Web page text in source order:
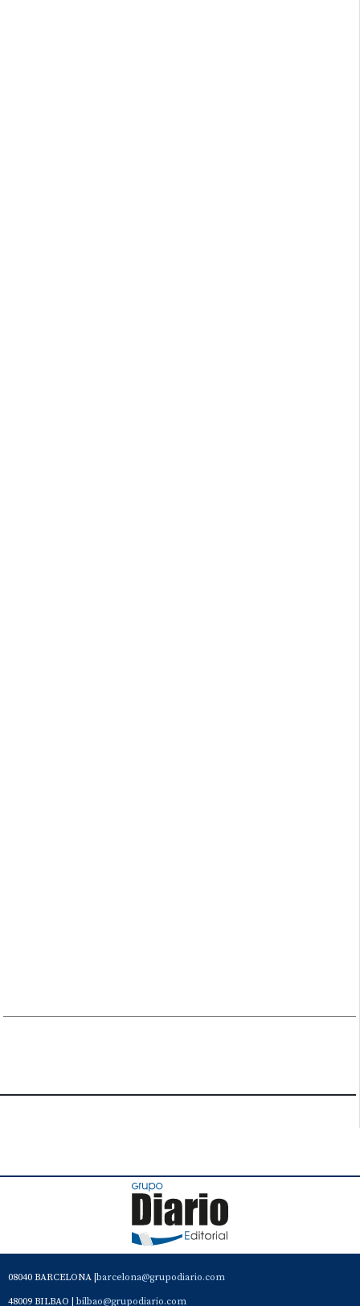
08040 BARCELONA | barcelona@grupodiario.com
48009 BILBAO | bilbao@grupodiario.com